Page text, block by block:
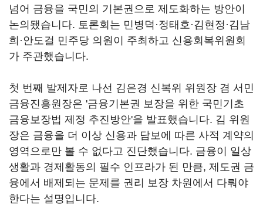
넘어 금융을 국민의 기본권으로 제도화하는 방안이
논의됐습니다. 토론회는 민병덕·정태호·김현정·김남
희·안도걸 민주당 의원이 주최하고 신용회복위원회
가 주관했습니다.
첫 번째 발제자로 나선 김은경 신복위 위원장 겸 서민
금융진흥원장은 '금융기본권 보장을 위한 국민기초
금융보장법 제정 추진방안'을 발표했습니다. 김 위원
장은 금융을 더 이상 신용과 담보에 따른 사적 계약의
영역으로만 볼 수 없다고 진단했습니다. 금융이 일상
생활과 경제활동의 필수 인프라가 된 만큼, 제도권 금
융에서 배제되는 문제를 권리 보장 차원에서 다뤄야
한다는 설명입니다.